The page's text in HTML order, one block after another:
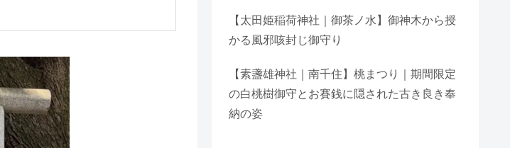
【太田姫稲荷神社｜御茶ノ水】御神木から授
かる風邪咳封じ御守り
【素盞雄神社｜南千住】桃まつり｜期間限定
の白桃樹御守とお賽銭に隠された古き良き奉
納の姿